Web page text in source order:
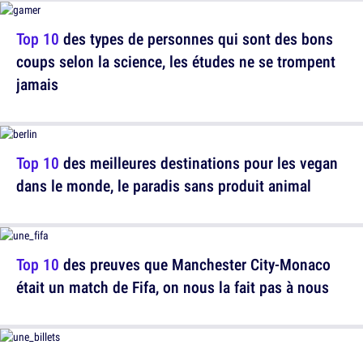
Top 10 des meilleures destinations pour les vegan
dans le monde, le paradis sans produit animal
Top 10 des types de personnes qui sont des bons
coups selon la science, les études ne se trompent
jamais
Top 10 des preuves que Manchester City-Monaco
était un match de Fifa, on nous la fait pas à nous